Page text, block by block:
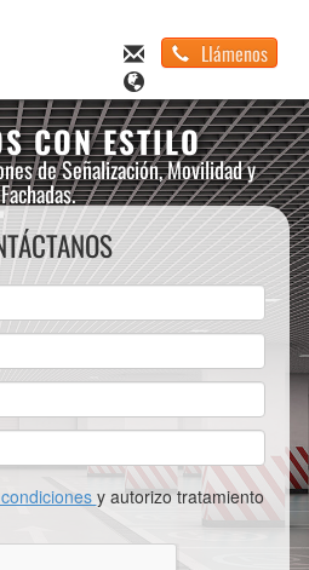
Llámenos
CON ESTILO
de Señalización, Movilidad y
Fachadas.
y autorizo tratamiento